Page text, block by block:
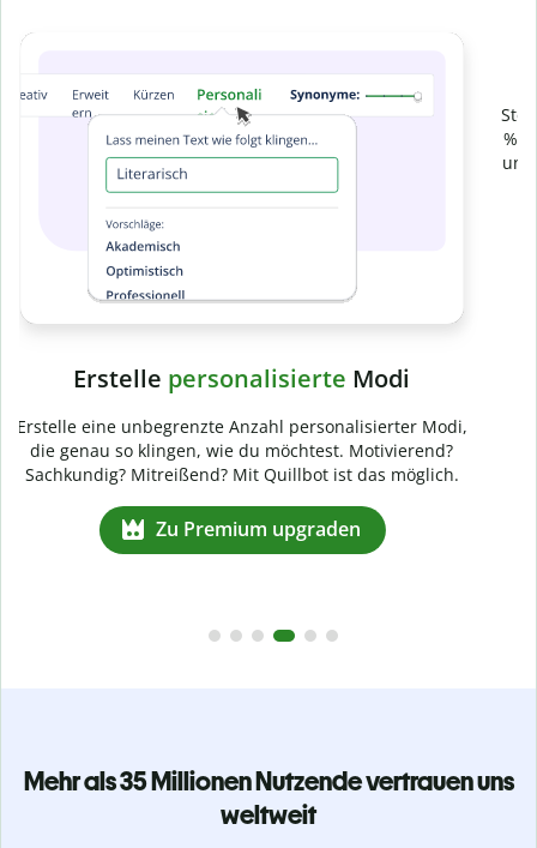
Slide 4 of 6
Stelle mit der Plagiatsprüfung sicher, dass dein Text zu 100
% original ist. Analysiere deine Arbeit in Sekundenschnelle
und finde fehlende Quellenangaben in über 100 Sprachen.
Mehr als 35 Millionen Nutzende vertrauen uns
weltweit